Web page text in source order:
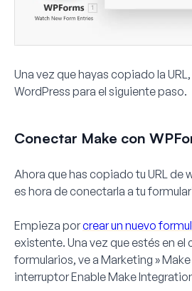
Una vez que hayas copiado la
WordPress para el siguiente paso.
Conectar Make con
Ahora que has copiado tu URL de
es hora de conectarla a tu
Empieza porcrear un nuevo
existente. Una vez que estés en
formularios, ve a Marketing » Make
interruptorEnable Make